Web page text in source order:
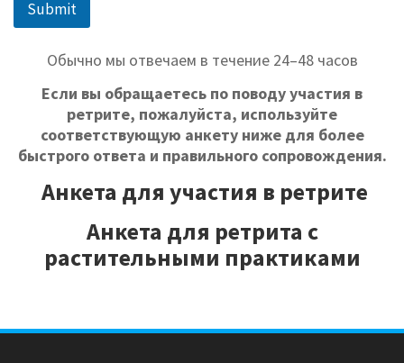
Submit
Обычно мы отвечаем в течение 24–48 часов
Если вы обращаетесь по поводу участия в
ретрите, пожалуйста, используйте
соответствующую анкету ниже для более
быстрого ответа и правильного сопровождения.
Анкета для участия в ретрите
Анкета для ретрита с
растительными практиками